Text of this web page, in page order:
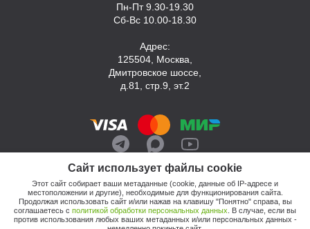
Сайт использует файлы cookie
Этот сайт собирает ваши метаданные (cookie, данные об IP-адресе и
местоположении и другие), необходимые для функционирования сайта.
Продолжая использовать сайт и/или нажав на клавишу "Понятно" справа, вы
соглашаетесь с политикой обработки персональных данных . В случае, если вы
против использования любых ваших метаданных и/или персональных данных -
Пн-Пт 9.30-19.30
Сб-Вс 10.00-18.30
Адрес:
125504, Москва,
Дмитровское шоссе,
д.81, стр.9, эт.2
© 2026, Компания «Интерьер Уют»